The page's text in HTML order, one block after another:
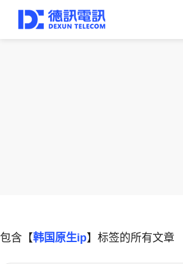
包含【韩国原生ip】标签的所有文章